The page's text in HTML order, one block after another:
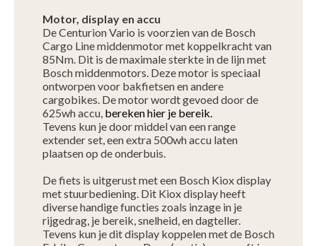
Motor, display en accu
De Centurion Vario is voorzien van de Bosch
Cargo Line middenmotor met koppelkracht van
85Nm. Dit is de maximale sterkte in de lijn met
Bosch middenmotors. Deze motor is speciaal
ontworpen voor bakfietsen en andere
cargobikes. De motor wordt gevoed door de
625wh accu, bereken hier je bereik.
Tevens kun je door middel van een range
extender set, een extra 500wh accu laten
plaatsen op de onderbuis.
De fiets is uitgerust met een Bosch Kiox display
met stuurbediening. Dit Kiox display heeft
diverse handige functies zoals inzage in je
rijgedrag, je bereik, snelheid, en dagteller.
Tevens kun je dit display koppelen met de Bosch